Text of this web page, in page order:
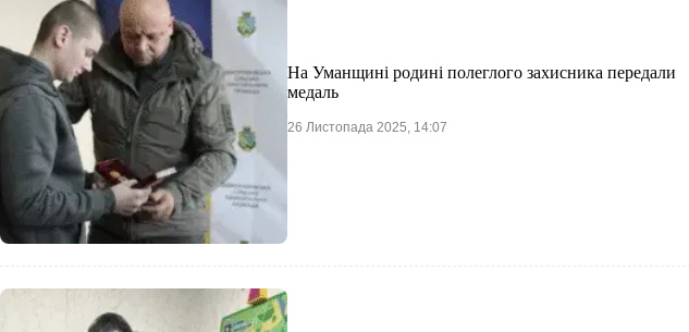
На Уманщині родині полеглого захисника передали
медаль
26 Листопада 2025, 14:07